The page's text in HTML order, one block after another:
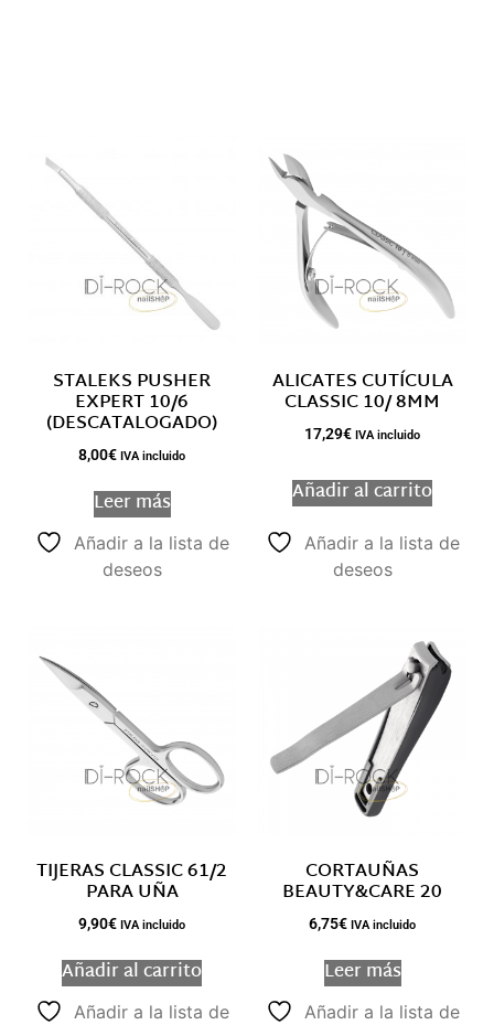
STALEKS PUSHER
EXPERT 10/6
(DESCATALOGADO)
8,00€ IVA incluido
Leer más
Añadir a la lista de
deseos
ALICATES CUTÍCULA
CLASSIC 10/ 8MM
17,29€ IVA incluido
Añadir al carrito
Añadir a la lista de
deseos
TIJERAS CLASSIC 61/2
PARA UÑA
9,90€ IVA incluido
Añadir al carrito
Añadir a la lista de
CORTAUÑAS
BEAUTY&CARE 20
6,75€ IVA incluido
Leer más
Añadir a la lista de